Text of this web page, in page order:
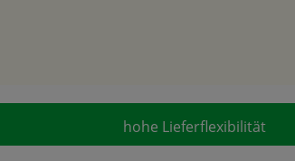
hohe Lieferflexibilität